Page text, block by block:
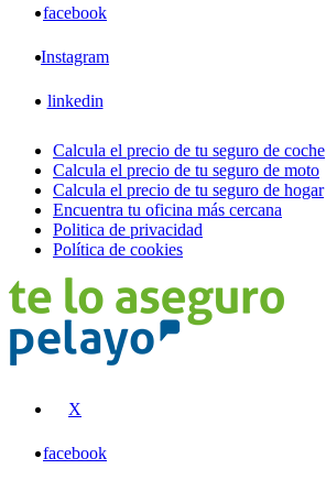
facebook
Instagram
linkedin
Calcula el precio de tu seguro de coche
Calcula el precio de tu seguro de moto
Calcula el precio de tu seguro de hogar
Encuentra tu oficina más cercana
Politica de privacidad
Política de cookies
X
facebook